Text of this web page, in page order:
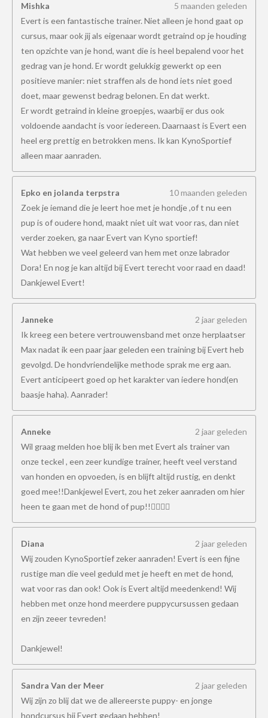
Mishka
5 maanden geleden
Evert is een fantastische trainer. Niet alleen je hond gaat op
cursus, maar ook jij als eigenaar wordt getraind op je houding
ten opzichte van je hond, want die is heel bepalend voor het
gedrag van je hond. Er wordt gelukkig gewerkt op een
positieve manier: niet straffen als de hond iets niet goed
doet, maar gewenst bedrag belonen. En dat werkt.
Er wordt getraind in kleine groepjes, waarbij er dus ook
voldoende aandacht is voor iedereen. Daarnaast is Evert een
heel erg prettig en betrokken mens. Ik kan KynoSportief
alleen maar aanraden.
Epko en jolanda terpstra
10 maanden geleden
Zoek je iemand die je leert hoe met je hondje ,of t nu een
pup is of oudere hond, maakt niet uit wat voor ras, dan niet
verder zoeken, ga naar Evert van Kyno sportief!
Wat hebben we veel geleerd van hem met onze labrador
Dora! En nog je kan altijd bij Evert terecht voor raad en daad!
Dankjewel Evert!
Janneke
2 jaar geleden
Ik kreeg een betere vertrouwensband met onze herplaatser
Max nadat ik een paar jaar geleden een training bij Evert heb
gevolgd. De hondvriendelijke methode sprak me erg aan.
Evert anticipeert goed op het karakter van iedere hond(en
baasje haha). Aanrader!
Anneke
2 jaar geleden
Wil graag melden hoe blij ik ben met Evert als trainer van
onze teckel , een zeer kundige trainer, heeft veel verstand
van honden en opvoeden, is en blijft altijd rustig, en denkt
goed mee!!Dankjewel Evert, zou het zeker aanraden om hier
heen te gaan met de hond of pup!!👍🏻👍🏻
Diana
2 jaar geleden
Wij zouden KynoSportief zeker aanraden! Evert is een fijne
rustige man die veel geduld met je heeft en met de hond,
wat voor ras dan ook! Ook is Evert altijd meedenkend! Wij
hebben met onze hond meerdere puppycursussen gedaan
en zijn zeeer tevreden!
Dankjewel!
Sandra Van der Meer
2 jaar geleden
Wij zijn zo blij dat we de allereerste puppy- en jonge
hondcursus bij Evert gedaan hebben!